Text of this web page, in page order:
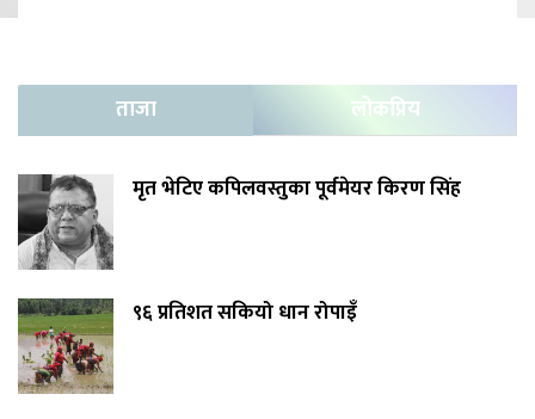
ताजा लोकप्रिय
मृत भेटिए कपिलवस्तुका पूर्वमेयर किरण सिंह
९६ प्रतिशत सकियो धान रोपाइँ